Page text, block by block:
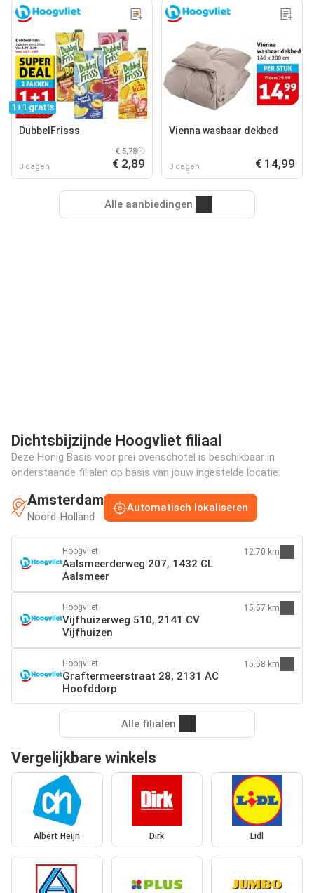
1+1 gratis
DubbelFrisss
3 dagen
€ 5,78
€ 2,89
Vienna wasbaar dekbed
3 dagen € 14,99
Alle aanbiedingen
Dichtsbijzijnde Hoogvliet filiaal
Deze Honig Basis voor prei ovenschotel is beschikbaar in
onderstaande filialen op basis van jouw ingestelde locatie:
Amsterdam
Noord-Holland
Automatisch lokaliseren
Hoogvliet
Aalsmeerderweg 207, 1432 CL
Aalsmeer
12.70 km
Hoogvliet
Vijfhuizerweg 510, 2141 CV
Vijfhuizen
15.57 km
Hoogvliet
Graftermeerstraat 28, 2131 AC
Hoofddorp
15.58 km
Alle filialen
Vergelijkbare winkels
Albert Heijn Dirk Lidl